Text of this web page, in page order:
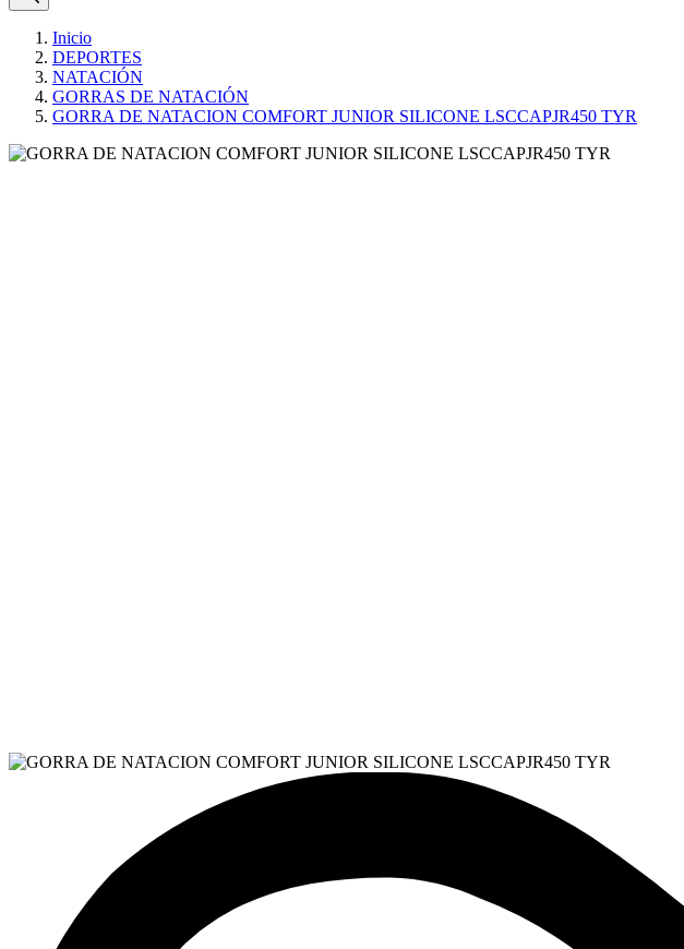
Inicio
DEPORTES
NATACIÓN
GORRAS DE NATACIÓN
GORRA DE NATACION COMFORT JUNIOR SILICONE LSCCAPJR450 TYR